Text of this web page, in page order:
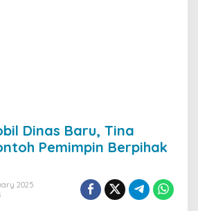
Dinas Baru, Tina
Pemimpin Berpihak
2025